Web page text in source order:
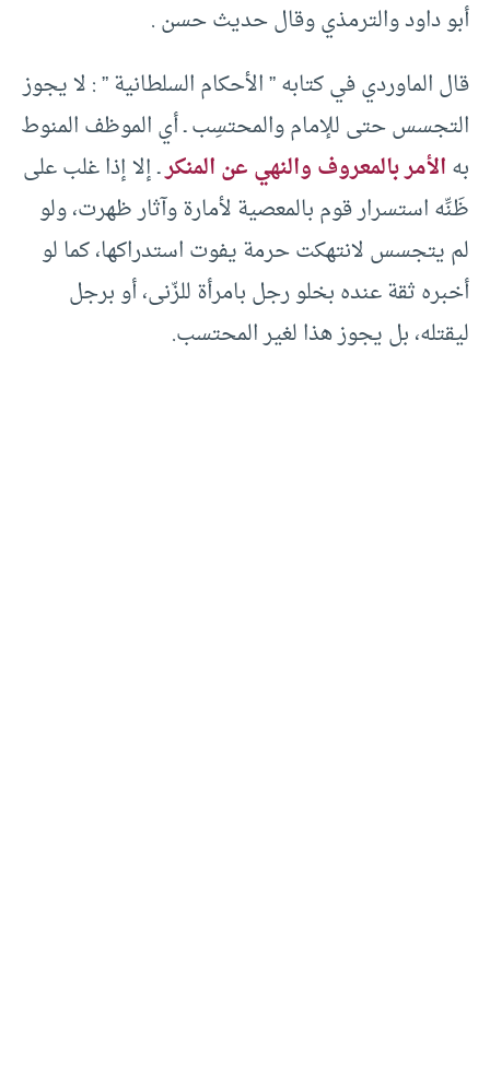
أبو داود والترمذي وقال حديث حسن .
قال الماوردي في كتابه ” الأحكام السلطانية ” : لا يجوز
التجسس حتى للإمام والمحتسِب ـ أي الموظف المنوط
بهالأمر بالمعروف والنهي عن المنكرـ إلا إذا غلب على
ظَنِّه استسرار قوم بالمعصية لأمارة وآثار ظهرت، ولو
لم يتجسس لانتهكت حرمة يفوت استدراكها، كما لو
أخبره ثقة عنده بخلو رجل بامرأة للزّنى، أو برجل
ليقتله، بل يجوز هذا لغير المحتسب.